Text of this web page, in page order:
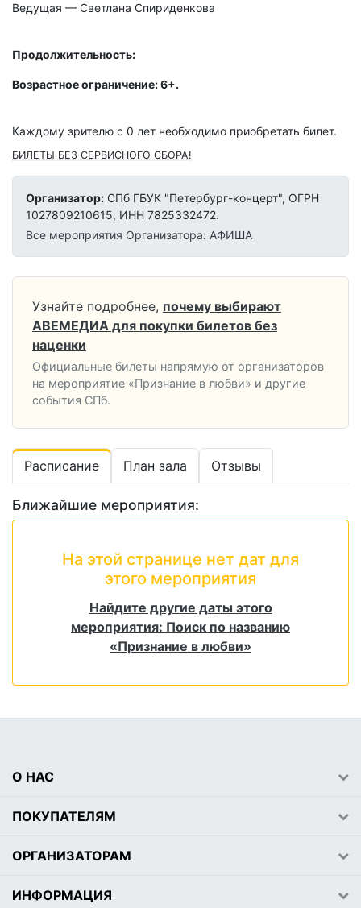
Ведущая — Светлана Спириденкова
Продолжительность:
Возрастное ограничение: 6+.
Каждому зрителю c 0 лет необходимо приобретать билет.
БИЛЕТЫ БЕЗ СЕРВИСНОГО СБОРА!
Организатор: СПб ГБУК "Петербург-концерт", ОГРН
1027809210615, ИНН 7825332472.
Все мероприятия Организатора: АФИША
Узнайте подробнее, почему выбирают
АВЕМЕДИА для покупки билетов без
наценки
Официальные билеты напрямую от организаторов
на мероприятие «Признание в любви» и другие
события СПб.
Расписание План зала Отзывы
Ближайшие мероприятия:
На этой странице нет дат для
этого мероприятия
Найдите другие даты этого
мероприятия: Поиск по названию
«Признание в любви»
О НАС
ПОКУПАТЕЛЯМ
ОРГАНИЗАТОРАМ
ИНФОРМАЦИЯ